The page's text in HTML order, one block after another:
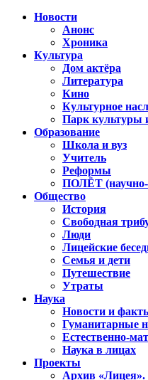
Новости
Анонс
Хроника
Культура
Дом актёра
Литература
Кино
Культурное
Парк культуры
Образование
Школа и вуз
Учитель
Реформы
ПОЛЁТ (научно-
Общество
История
Свободная
Люди
Лицейские
Семья и дети
Путешествие
Утраты
Наука
Новости и
Гуманитарные
Естественно-
Наука в лицах
Проекты
Архив «Лицея».